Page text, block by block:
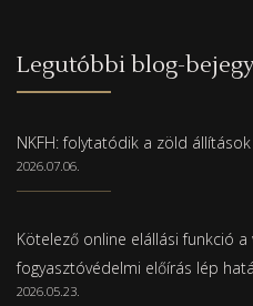
Legutóbbi blog-
NKFH: folytatódik a zöld
2026.07.06.
Kötelező online elállási funkció
fogyasztóvédelmi előírás lép
2026.05.23.